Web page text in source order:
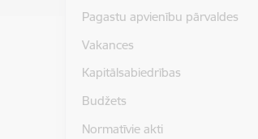
Pagastu apvienību pārvaldes
Vakances
Kapitālsabiedrības
Budžets
Normatīvie akti